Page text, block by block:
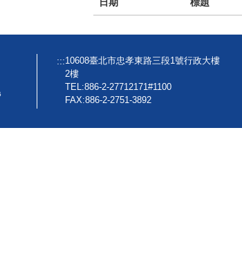
日期 標題
:::10608臺北市忠孝東路三段1號行政大樓
2樓
TEL:886-2-27712171#1100
FAX:886-2-2751-3892